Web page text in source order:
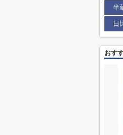
半
日
おす